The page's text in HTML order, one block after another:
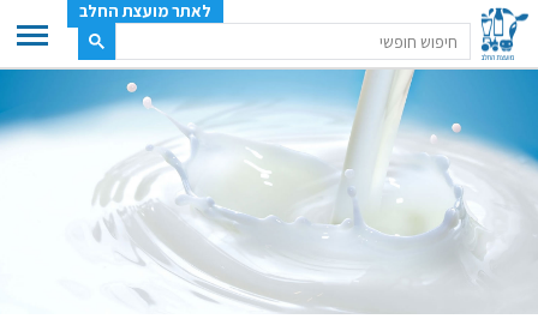
ענף החלב
מועצת החלב
משק החלב
תעשיית החלב
לאתר מועצת החלב